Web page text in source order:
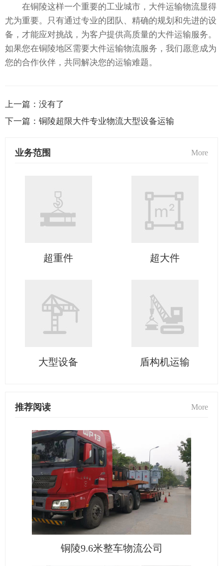
在铜陵这样一个重要的工业城市，大件运输物流显得
尤为重要。只有通过专业的团队、精确的规划和先进的设
备，才能应对挑战，为客户提供高质量的大件运输服务。
如果您在铜陵地区需要大件运输物流服务，我们愿意成为
您的合作伙伴，共同解决您的运输难题。
上一篇： 没有了
下一篇： 铜陵超限大件专业物流大型设备运输
业务范围 More
超重件 超大件
大型设备 盾构机运输
推荐阅读 More
铜陵9.6米整车物流公司